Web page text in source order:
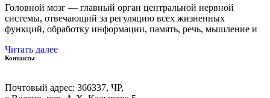
Головной мозг — главный орган центральной нервной
системы, отвечающий за регуляцию всех жизненных
функций, обработку информации, память, речь, мышление и
Читать далее
Контакты
Почтовый адрес: 366337, ЧР,